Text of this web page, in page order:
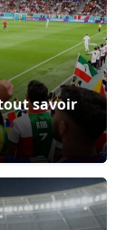
savoir